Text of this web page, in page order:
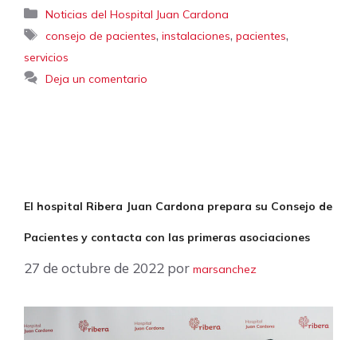
Categorías
Noticias del Hospital Juan Cardona
Etiquetas
consejo de pacientes,instalaciones,pacientes,
servicios
Deja un comentario
El hospital Ribera Juan Cardona prepara su Consejo de
Pacientes y contacta con las primeras asociaciones
27 de octubre de 2022 por marsanchez